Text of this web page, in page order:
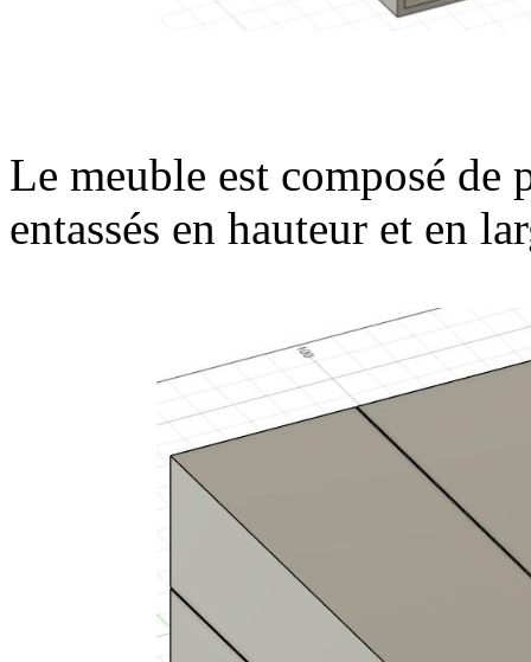
Le meuble est composé de
entassés en hauteur et en